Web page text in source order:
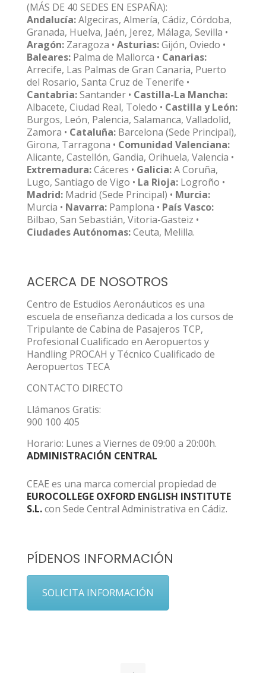
(MÁS DE 40 SEDES EN ESPAÑA):
Andalucía:Algeciras, Almería, Cádiz, Córdoba,
Granada, Huelva, Jaén, Jerez, Málaga, Sevilla •
Aragón: Zaragoza • Asturias:Gijón, Oviedo •
Baleares: Palma de Mallorca • Canarias:
Arrecife, Las Palmas de Gran Canaria, Puerto
del Rosario, Santa Cruz de Tenerife •
Cantabria:Santander • Castilla-La Mancha:
Albacete, Ciudad Real, Toledo • Castilla y León:
Burgos, León, Palencia, Salamanca, Valladolid,
Zamora • Cataluña: Barcelona (Sede Principal),
Girona, Tarragona • Comunidad Valenciana:
Alicante, Castellón, Gandia, Orihuela, Valencia •
Extremadura:Cáceres • Galicia:A Coruña,
Lugo, Santiago de Vigo • La Rioja: Logroño •
Madrid: Madrid (Sede Principal) • Murcia:
Murcia • Navarra: Pamplona • País Vasco:
Bilbao, San Sebastián, Vitoria-Gasteiz •
Ciudades Autónomas:Ceuta, Melilla.
ACERCA DE NOSOTROS
Centro de Estudios Aeronáuticos es una
escuela de enseñanza dedicada a los cursos de
Tripulante de Cabina de Pasajeros TCP,
Profesional Cualificado en Aeropuertos y
Handling PROCAH y Técnico Cualificado de
Aeropuertos TECA
CONTACTO DIRECTO
Llámanos Gratis:
900 100 405
Horario: Lunes a Viernes de 09:00 a 20:00h.
ADMINISTRACIÓN CENTRAL
CEAE es una marca comercial propiedad de
EUROCOLLEGE OXFORD ENGLISH INSTITUTE
S.L.con Sede Central Administrativa en Cádiz.
PÍDENOS INFORMACIÓN
SOLICITA INFORMACIÓN